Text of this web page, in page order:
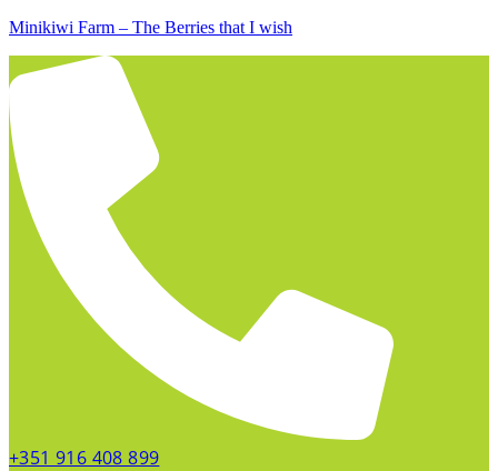
Minikiwi Farm – The Berries that I wish
+351 916 408 899